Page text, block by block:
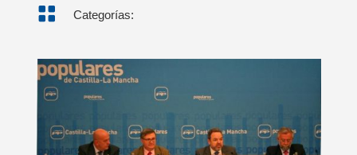
 Categorías: